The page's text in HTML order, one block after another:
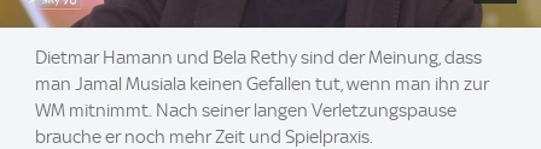
Dietmar Hamann und Bela Rethy sind der Meinung, dass
man Jamal Musiala keinen Gefallen tut, wenn man ihn zur
WM mitnimmt. Nach seiner langen Verletzungspause
brauche er noch mehr Zeit und Spielpraxis.